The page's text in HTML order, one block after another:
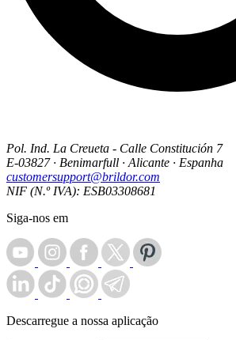
Pol. Ind. La Creueta - Calle Constitución 7
E-03827 · Benimarfull · Alicante · Espanha
customersupport@brildor.com
NIF (N.º IVA): ESB03308681
Siga-nos em
Descarregue a nossa aplicação